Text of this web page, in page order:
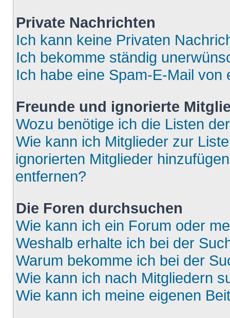
Private Nachrichten
Ich kann keine Privaten
Ich bekomme ständig
Ich habe eine Spam-E-Mail
Freunde und ignorierte
Wozu benötige ich die Listen
Wie kann ich Mitglieder zur
ignorierten Mitglieder
entfernen?
Die Foren durchsuchen
Wie kann ich ein Forum oder
Weshalb erhalte ich bei der
Warum bekomme ich bei der
Wie kann ich nach Mitgliedern
Wie kann ich meine eigenen